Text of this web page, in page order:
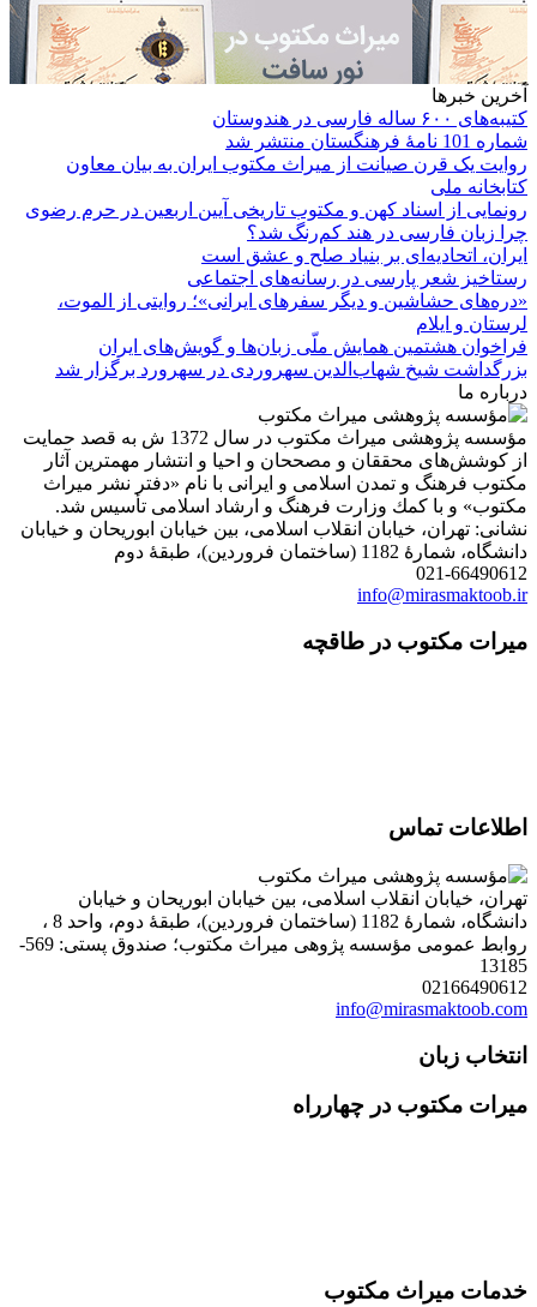
آخرین خبرها
کتیبه‌های ۶۰۰ ساله فارسی در هندوستان
شماره 101 نامۀ فرهنگستان منتشر شد
روایت یک قرن صیانت از میراث مکتوب ایران به بیان معاون
کتابخانه ملی
رونمایی از اسناد کهن و مکتوب تاریخی آیین اربعین در حرم رضوی
چرا زبان فارسی در هند کم‌رنگ شد؟
ایران، اتحادیه‌ای بر بنیاد صلح و عشق است
رستاخیز شعر پارسی در رسانه‌های اجتماعی
«دره‌های حشاشین و دیگر سفرهای ایرانی»؛ روایتی از الموت،
لرستان و ایلام
فراخوان هشتمین همایش ملّی زبان‌ها و گویش‌های ایران
بزرگداشت شیخ شهاب‌الدین سهروردی در سهرورد برگزار شد
درباره ما
مؤسسه پژوهشی میراث مكتوب در سال 1372 ش به قصد حمایت
از كوشش‌های محققان و مصححان و احیا و انتشار مهمترین آثار
مكتوب فرهنگ و تمدن اسلامی و ایرانی با نام «دفتر نشر میراث
مكتوب» و با كمك وزارت فرهنگ و ارشاد اسلامی تأسیس شد.
نشانی: تهران، خیابان انقلاب اسلامی، بین خیابان ابوریحان و خیابان
دانشگاه، شمارۀ 1182 (ساختمان فروردین)، طبقۀ دوم
021-66490612
info@mirasmaktoob.ir
میرات مکتوب در طاقچه
اطلاعات تماس
تهران، خیابان انقلاب اسلامی، بین خیابان ابوریحان و خیابان
دانشگاه، شمارۀ 1182 (ساختمان فروردین)، طبقۀ دوم، واحد 8 ،
روابط عمومی مؤسسه پژوهی میراث مکتوب؛ صندوق پستی: 569-
13185
02166490612
info@mirasmaktoob.com
انتخاب زبان
میرات مکتوب در چهارراه
خدمات میراث مکتوب